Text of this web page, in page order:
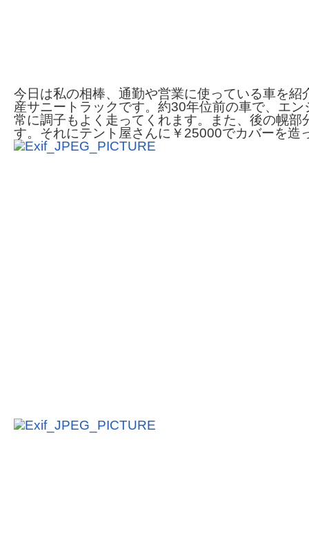
今日は私の相棒、通勤や営業に使っている車を紹
産サニートラックです。約30年位前の車で、エ
常に調子もよく走ってくれます。また、後の幌部
す。それにテント屋さんに￥25000でカバーを造